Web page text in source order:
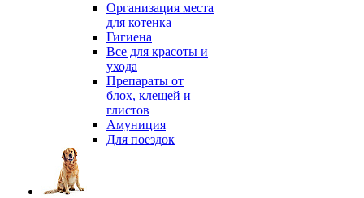
Организация места
для котенка
Гигиена
Все для красоты и
ухода
Препараты от
блох, клещей и
глистов
Амуниция
Для поездок